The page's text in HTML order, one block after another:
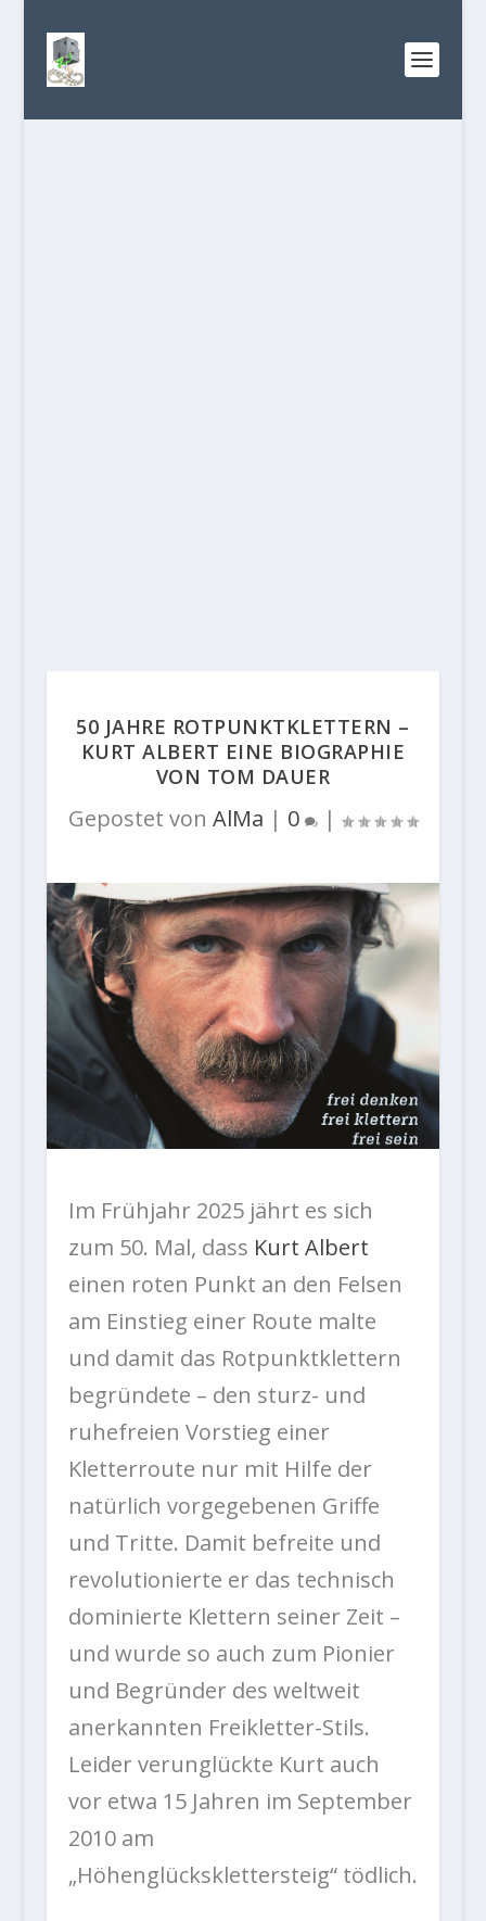
50 JAHRE ROTPUNKTKLETTERN –
KURT ALBERT EINE BIOGRAPHIE
VON TOM DAUER
Gepostet von AlMa | 0 |
Im Frühjahr 2025 jährt es sich
zum 50. Mal, dass Kurt Albert
einen roten Punkt an den Felsen
am Einstieg einer Route malte
und damit das Rotpunktklettern
begründete – den sturz- und
ruhefreien Vorstieg einer
Kletterroute nur mit Hilfe der
natürlich vorgegebenen Griffe
und Tritte. Damit befreite und
revolutionierte er das technisch
dominierte Klettern seiner Zeit –
und wurde so auch zum Pionier
und Begründer des weltweit
anerkannten Freikletter-Stils.
Leider verunglückte Kurt auch
vor etwa 15 Jahren im September
2010 am
„Höhenglücksklettersteig“ tödlich.